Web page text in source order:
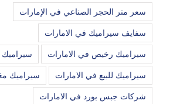
سعر متر الحجر الصناعي في الإمارات
سفايف سيراميك في الامارات
سيراميك رخيص في الامارات سيراميك
سيراميك للبيع في الامارات سيراميك
شركات جبس بورد في الامارات